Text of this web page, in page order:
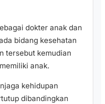
dokter anak dan
bidang kesehatan
tersebut kemudian
anak.
kehidupan
dibandingkan